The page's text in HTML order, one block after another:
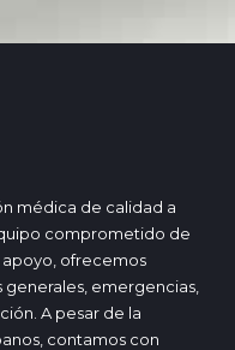
médica de calidad a
comprometido de
ofrecemos
emergencias,
A pesar de la
contamos con